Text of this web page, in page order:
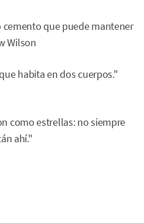
cemento que puede mantener
Wilson
habita en dos cuerpos."
como estrellas: no siempre
ahí."